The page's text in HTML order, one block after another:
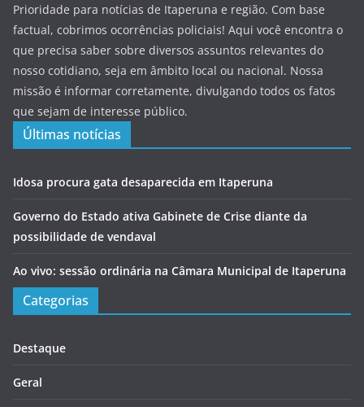
Prioridade para notícias de Itaperuna e região. Com base
factual, cobrimos ocorrências policiais! Aqui você encontra o
que precisa saber sobre diversos assuntos relevantes do
nosso cotidiano, seja em âmbito local ou nacional. Nossa
missão é informar corretamente, divulgando todos os fatos
que sejam de interesse público.
Últimas notícias
Idosa procura gata desaparecida em Itaperuna
Governo do Estado ativa Gabinete de Crise diante da
possibilidade de vendaval
Ao vivo: sessão ordinária na Câmara Municipal de Itaperuna
Categorias
Destaque
Geral